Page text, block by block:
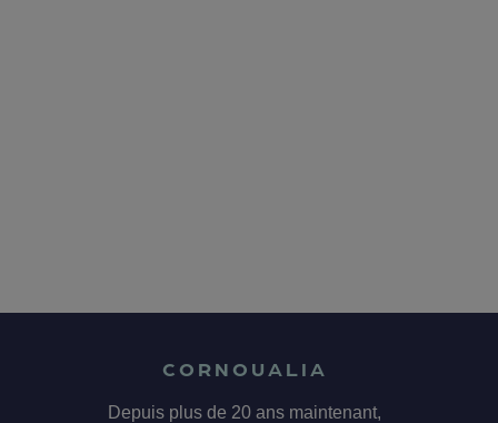
CORNOUALIA
Depuis plus de 20 ans maintenant,